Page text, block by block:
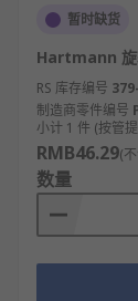
态，便
稳定性强
险，适合
成本较低
块，性价
不支持远
受物理位
触点容量
路，不适
暂时缺货
Hartmann 旋
RS 库存编号
制造商零件编号
小计 1 件 (按管
RMB46.29(
数量